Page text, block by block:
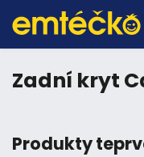
Zadní kryt
Produkty